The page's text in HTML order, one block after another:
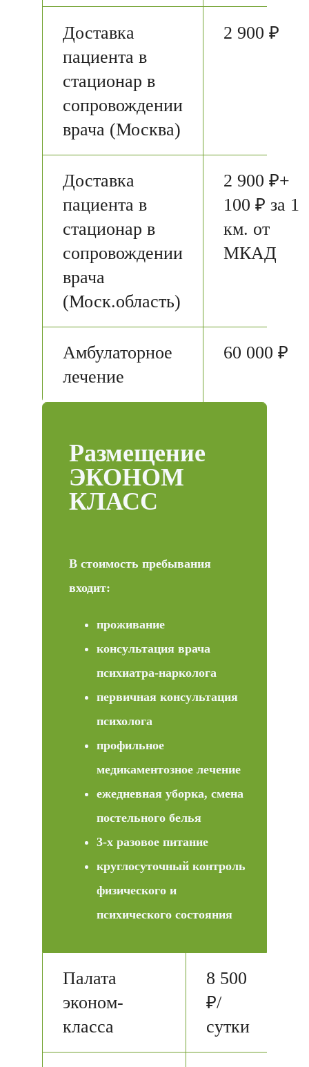
Доставка
пациента в
стационар в
сопровождении
врача (Москва)
2 900 ₽
Доставка
пациента в
стационар в
сопровождении
врача
(Моск.область)
2 900 ₽+
100 ₽ за 1
км. от
МКАД
Амбулаторное
лечение
60 000 ₽
Размещение
ЭКОНОМ
КЛАСС
В стоимость пребывания
входит:
проживание
консультация врача
психиатра-нарколога
первичная консультация
психолога
профильное
медикаментозное лечение
ежедневная уборка, смена
постельного белья
3-х разовое питание
круглосуточный контроль
физического и
психического состояния
Палата
эконом-
класса
8 500
₽/
сутки